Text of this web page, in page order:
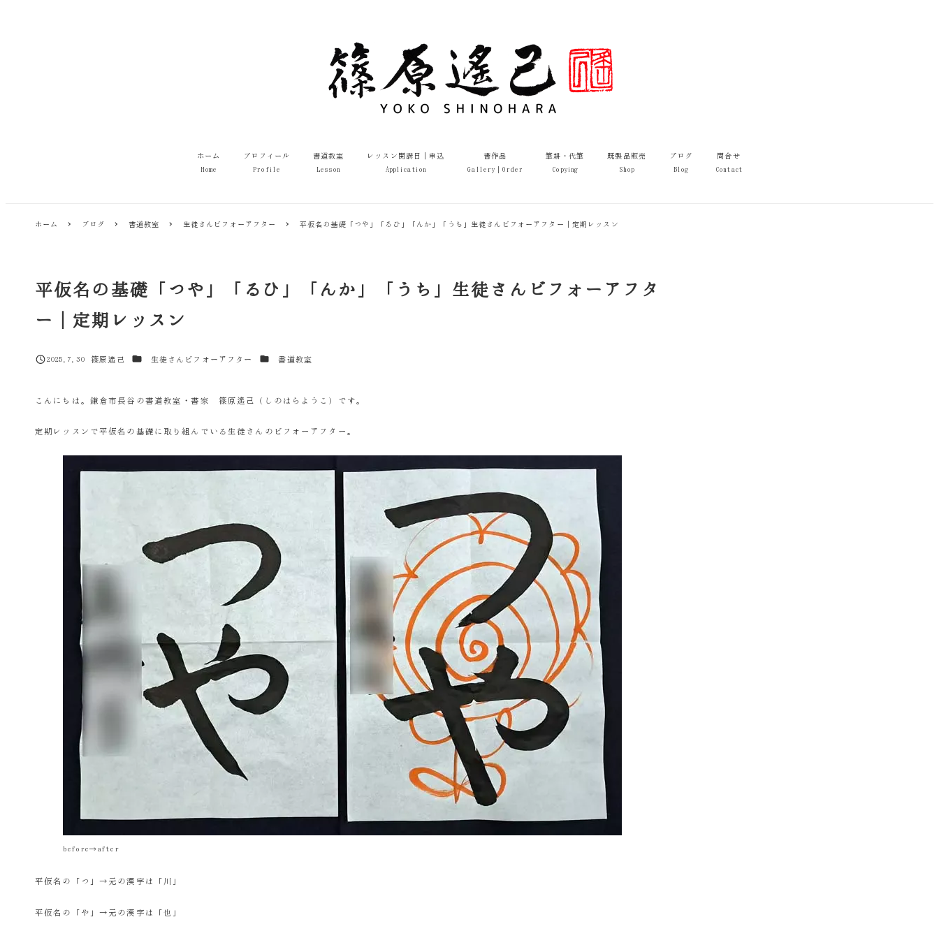
ホーム
Home
プロフィール
Profile
書道教室
Lesson
レッスン開講日｜申込
Application
書作品
Gallery｜Order
筆耕・代筆
Copying
既製品販売
Shop
ブログ
Blog
問合せ
Contact
ホーム ブログ 書道教室 生徒さんビフォーアフター 平仮名の基礎「つや」「るひ」「んか」「うち」生徒さんビフォーアフター｜定期レッスン
平仮名の基礎「つや」「るひ」「んか」「うち」生徒さんビフォーアフタ
ー｜定期レッスン
投稿日
2025.7.30
著
篠原遙己 カテゴリー生徒さんビフォーアフター カテゴリー
書道教室
こんにちは。鎌倉市長谷の書道教室・書家 篠原遙己（しのはらようこ）です。
定期レッスンで平仮名の基礎に取り組んでいる生徒さんのビフォーアフター。
before→after
平仮名の「つ」→元の漢字は「川」
平仮名の「や」→元の漢字は「也」